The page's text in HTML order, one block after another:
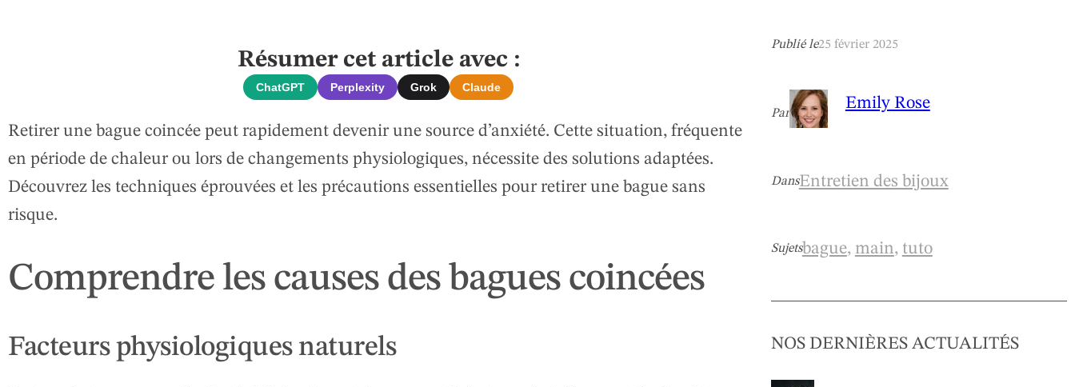
Résumer cet article avec :
ChatGPT Perplexity Grok Claude
Retirer une bague coincée peut rapidement devenir une source d’anxiété. Cette situation, fréquente
en période de chaleur ou lors de changements physiologiques, nécessite des solutions adaptées.
Découvrez les techniques éprouvées et les précautions essentielles pour retirer une bague sans
risque.
Comprendre les causes des bagues coincées
Facteurs physiologiques naturels
Publié le25 février 2025
Par
Emily Rose
DansEntretien des bijoux
Sujetsbague, main, tuto
NOS DERNIÈRES ACTUALITÉS